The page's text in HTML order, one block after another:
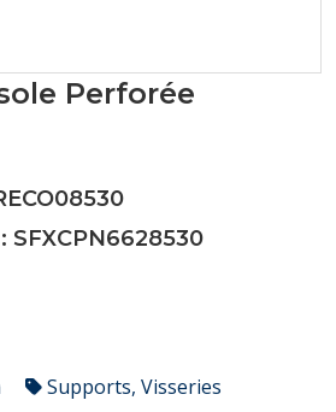
Perforée
SFXCPN6628530
Supports, Visseries